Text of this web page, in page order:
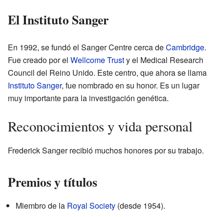
El Instituto Sanger
En 1992, se fundó el Sanger Centre cerca deCambridge.
Fue creado por el Wellcome Trusty el Medical Research
Council del Reino Unido. Este centro, que ahora se llama
Instituto Sanger, fue nombrado en su honor. Es un lugar
muy importante para la investigación genética.
Reconocimientos y vida personal
Frederick Sanger recibió muchos honores por su trabajo.
Premios y títulos
Miembro de la Royal Society (desde 1954).